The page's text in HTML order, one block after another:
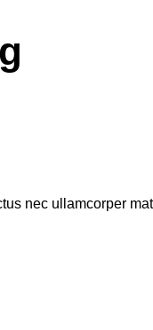
nec ullamcorper